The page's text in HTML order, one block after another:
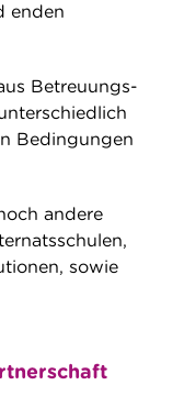
enden
Betreuungs-
Bedingungen
andere
sowie